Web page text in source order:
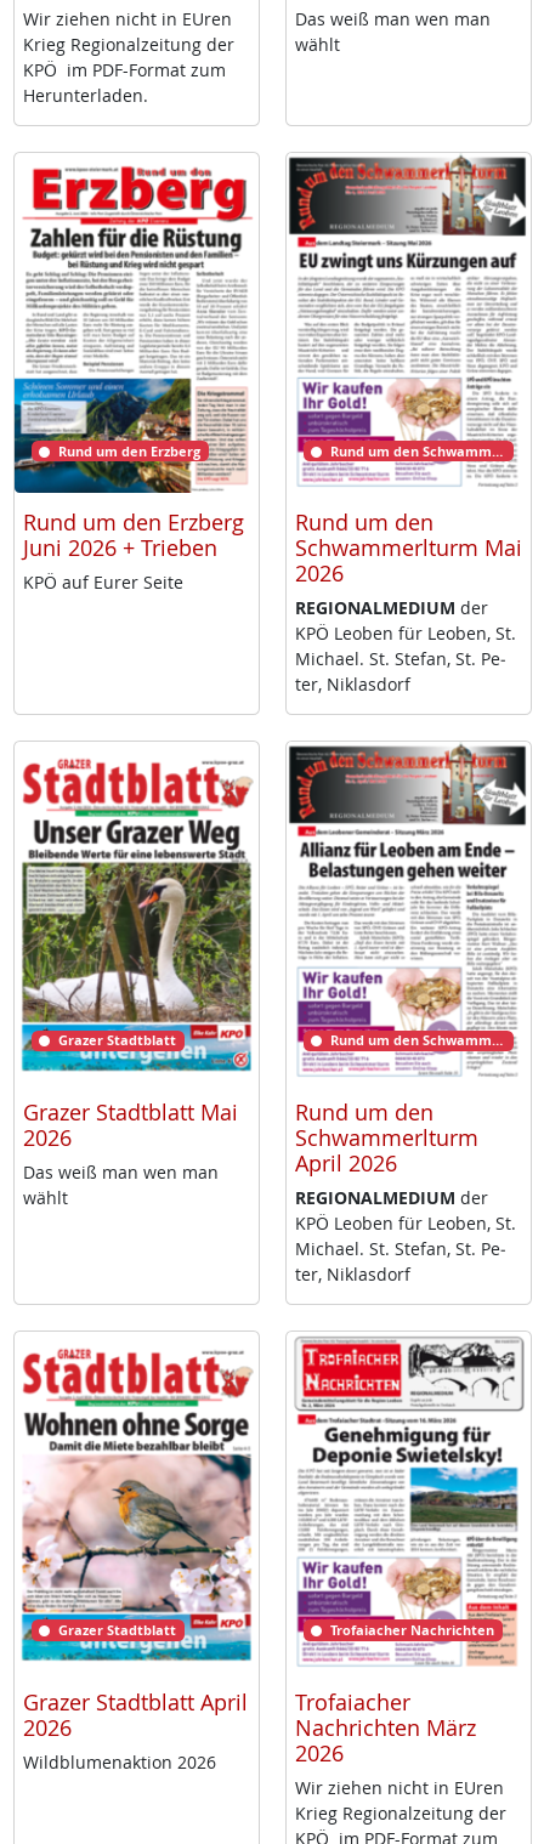
Wir zie­hen nicht in EU­ren
Krieg Re­gio­nal­zei­tung der
KPÖ im PDF-For­mat zum
Her­un­ter­la­den.
Das weiß man wen man
wählt
Rund um den Erzberg
Rund um den Erzberg
Juni 2026 + Trieben
KPÖ auf Eu­rer Sei­te
Rund um den Schwammerlturm
Rund um den
Schwammerlturm Mai
2026
RE­GIO­NAL­ME­DI­UM der
KPÖ Leo­ben für Leo­ben, St.
Mi­cha­el. St. Ste­fan, St. Pe­
ter, Niklas­dorf
Grazer Stadtblatt
Grazer Stadtblatt Mai
2026
Das weiß man wen man
wählt
Rund um den Schwammerlturm
Rund um den
Schwammerlturm
April 2026
RE­GIO­NAL­ME­DI­UM der
KPÖ Leo­ben für Leo­ben, St.
Mi­cha­el. St. Ste­fan, St. Pe­
ter, Niklas­dorf
Grazer Stadtblatt
Grazer Stadtblatt April
2026
Wild­blu­men­ak­ti­on 2026
Trofaiacher Nachrichten
Trofaiacher
Nachrichten März
2026
Wir zie­hen nicht in EU­ren
Krieg Re­gio­nal­zei­tung der
KPÖ im PDF-For­mat zum